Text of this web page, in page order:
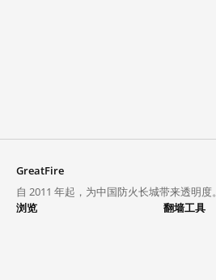
GreatFire
自 2011 年起，为中国防火长城带来透明度。
浏览
翻墙工具